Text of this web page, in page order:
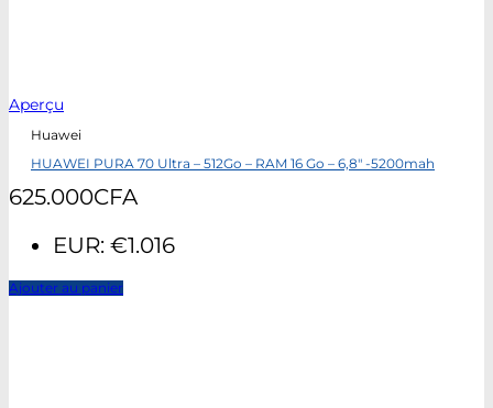
Aperçu
Huawei
HUAWEI PURA 70 Ultra – 512Go – RAM 16 Go – 6,8″ -5200mah
625.000CFA
EUR: €1.016
Ajouter au panier